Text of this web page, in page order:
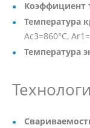
Коэффициент
Температура
Ac3=860°C,
Температура